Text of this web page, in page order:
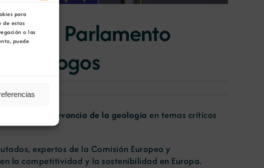
para
de estas
o las
puede
en el Parlamento
Geólogos
sobre la relevancia de la geología en temas críticos
expertos de la Comisión Europea y
la competitividad y la sostenibilidad en Europa.